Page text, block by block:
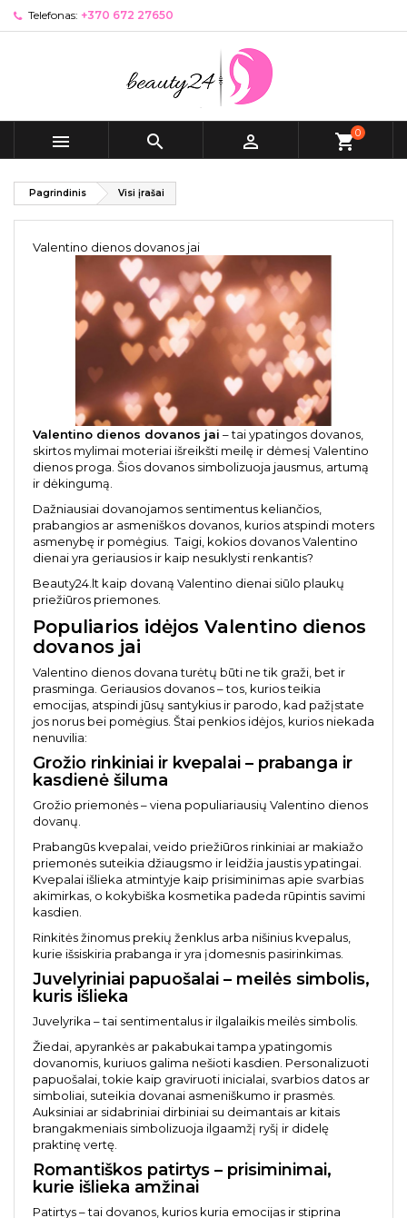
Telefonas: +370 672 27650
   shopping_cart0
Pagrindinis Visi įrašai
Valentino dienos dovanos jai
Valentino dienos dovanos jai – tai ypatingos dovanos,
skirtos mylimai moteriai išreikšti meilę ir dėmesį Valentino
dienos proga. Šios dovanos simbolizuoja jausmus, artumą
ir dėkingumą.
Dažniausiai dovanojamos sentimentus keliančios,
prabangios ar asmeniškos dovanos, kurios atspindi moters
asmenybę ir pomėgius. Taigi, kokios dovanos Valentino
dienai yra geriausios ir kaip nesuklysti renkantis?
Beauty24.lt kaip dovaną Valentino dienai siūlo plaukų
priežiūros priemones
Populiarios idėjos Valentino dienos
dovanos jai
Valentino dienos dovana turėtų būti ne tik graži, bet ir
prasminga. Geriausios dovanos – tos, kurios teikia
emocijas, atspindi jūsų santykius ir parodo, kad pažįstate
jos norus bei pomėgius. Štai penkios idėjos, kurios niekada
nenuvilia:
Grožio rinkiniai ir kvepalai – prabanga ir
kasdienė šiluma
Grožio priemonės – viena populiariausių Valentino dienos
dovanų.
Prabangūs kvepalai, veido priežiūros rinkiniai ar makiažo
priemonės suteikia džiaugsmo ir leidžia jaustis ypatingai.
Kvepalai išlieka atmintyje kaip prisiminimas apie svarbias
akimirkas, o kokybiška kosmetika padeda rūpintis savimi
kasdien.
Rinkitės žinomus prekių ženklus arba nišinius kvepalus,
kurie išsiskiria prabanga ir yra įdomesnis pasirinkimas.
Juvelyriniai papuošalai – meilės simbolis,
kuris išlieka
Juvelyrika – tai sentimentalus ir ilgalaikis meilės simbolis.
Žiedai, apyrankės ar pakabukai tampa ypatingomis
dovanomis, kuriuos galima nešioti kasdien. Personalizuoti
papuošalai, tokie kaip graviruoti inicialai, svarbios datos ar
simboliai, suteikia dovanai asmeniškumo ir prasmės.
Auksiniai ar sidabriniai dirbiniai su deimantais ar kitais
brangakmeniais simbolizuoja ilgaamžį ryšį ir didelę
praktinę vertę.
Romantiškos patirtys – prisiminimai,
kurie išlieka amžinai
Patirtys – tai dovanos, kurios kuria emocijas ir stiprina